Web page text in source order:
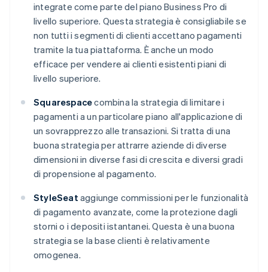
integrate come parte del piano Business Pro di
livello superiore. Questa strategia è consigliabile se
non tutti i segmenti di clienti accettano pagamenti
tramite la tua piattaforma. È anche un modo
efficace per vendere ai clienti esistenti piani di
livello superiore.
Squarespacecombina la strategia di limitare i
pagamenti a un particolare piano all'applicazione di
un sovrapprezzo alle transazioni. Si tratta di una
buona strategia per attrarre aziende di diverse
dimensioni in diverse fasi di crescita e diversi gradi
di propensione al pagamento.
StyleSeat aggiunge commissioni per le funzionalità
di pagamento avanzate, come la protezione dagli
storni o i depositi istantanei. Questa è una buona
strategia se la base clienti è relativamente
omogenea.